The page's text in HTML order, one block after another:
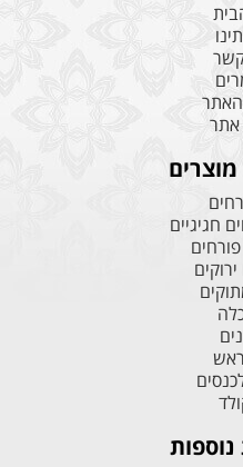
האתר
מוצרים
חגיגיים
נוספות